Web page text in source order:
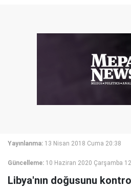
Yayınlanma: 13 Nisan 2018 Cuma 20:38
Güncelleme: 10 Haziran 2020 Çarşamba
Libya'nın doğusunu